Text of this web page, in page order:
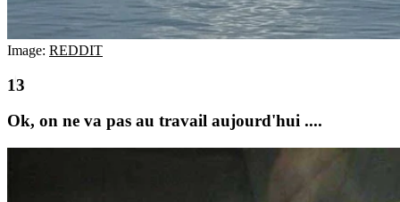
Image: REDDIT
Ok, on ne va pas au travail aujourd'hui ....